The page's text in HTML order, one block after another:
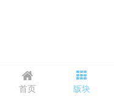
首页 版块